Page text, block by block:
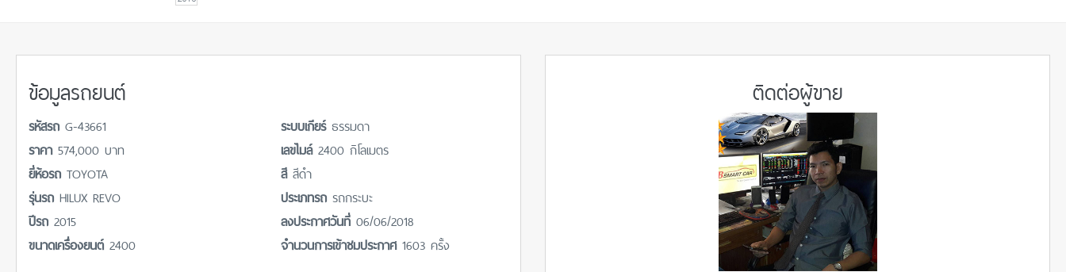
ข้อมูลรถยนต์
รหัสรถ G-43661
ราคา 574,000 บาท
ยี่ห้อรถ TOYOTA
รุ่นรถ HILUX REVO
ปีรถ 2015
ขนาดเครื่องยนต์ 2400
ระบบเกียร์ ธรรมดา
เลขไมล์ 2400 กิโลเมตร
สี สีดำ
ประเภทรถ รถกระบะ
ลงประกาศวันที่ 06/06/2018
จำนวนการเข้าชมประกาศ 1603 ครั้ง
ติดต่อผู้ขาย